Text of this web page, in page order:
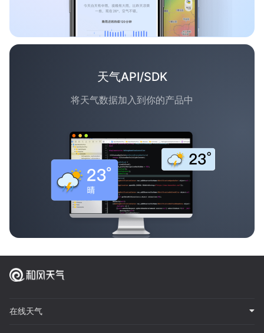
天气API/SDK
将天气数据加入到你的产品中
在线天气